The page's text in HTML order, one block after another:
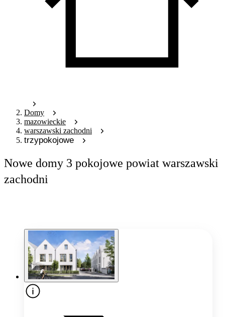
Domy
mazowieckie
warszawski zachodni
trzypokojowe
Nowe domy 3 pokojowe powiat warszawski
zachodni